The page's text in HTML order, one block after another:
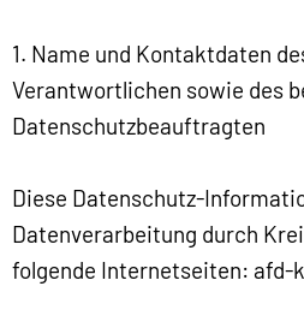
1. Name und Kontaktdaten
Verantwortlichen sowie des
Datenschutzbeauftragten
Diese Datenschutz-
Datenverarbeitung durch
folgende Internetseiten: afd-